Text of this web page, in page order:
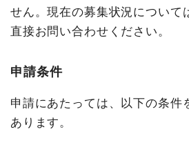
せん。現在の募集状況について
直接お問い合わせください。
申請条件
申請にあたっては、以下の条件
あります。